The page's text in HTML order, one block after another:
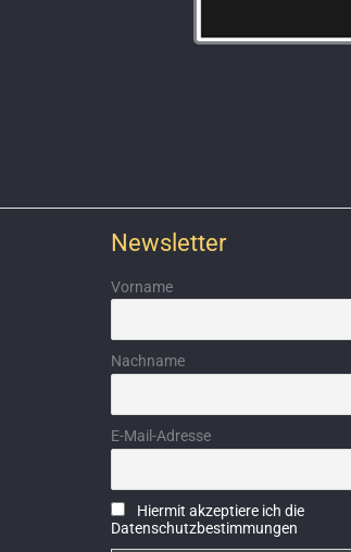
Newsletter
Vorname
Nachname
E-Mail-Adresse
Hiermit akzeptiere ich die
Datenschutzbestimmungen